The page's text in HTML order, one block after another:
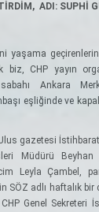
ADI: SUPHİ
yaşama
biz, CHP yayın
Ankara
eşliğinde ve
gazetesi
Müdürü
Leyla Çambel,
SÖZ adlı haftalık bir
Genel Sekreteri